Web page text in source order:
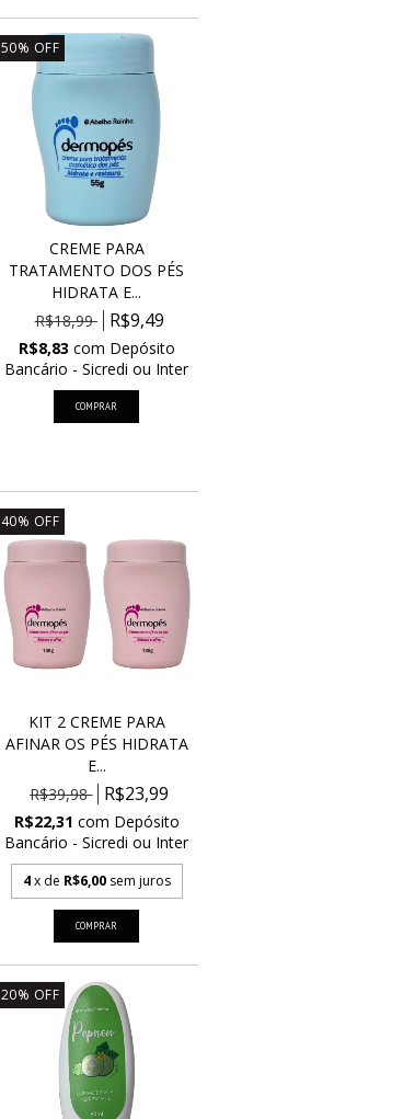
50% OFF
CREME PARA
TRATAMENTO DOS PÉS
HIDRATA E...
R$18,99
R$9,49
R$8,83 com Depósito
Bancário - Sicredi ou Inter
40% OFF
KIT 2 CREME PARA
AFINAR OS PÉS HIDRATA
E...
R$39,98
R$23,99
R$22,31 com Depósito
Bancário - Sicredi ou Inter
4x de R$6,00 sem juros
20% OFF